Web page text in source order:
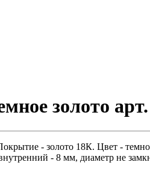
золото арт.
- золото 18К. Цвет -
- 8 мм, диаметр не